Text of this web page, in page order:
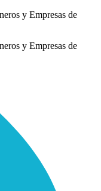
y Empresas de
y Empresas de